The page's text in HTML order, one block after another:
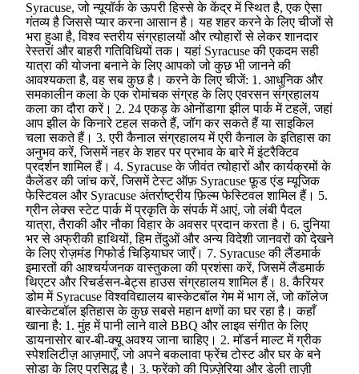
Syracuse, जो न्यूयॉर्क के ऊपरी हिस्से के केंद्र में स्थित है, एक ऐसा
गंतव्य है जिससे प्यार करना आसान है। यह शहर करने के लिए चीजों से
भरा हुआ है, विश्व स्तरीय संग्रहालयों और त्योहारों से लेकर शानदार
रेस्तरां और बाहरी गतिविधियों तक। यहां Syracuse की एकदम सही
यात्रा की योजना बनाने के लिए आपको जो कुछ भी जानने की
आवश्यकता है, वह सब कुछ है। करने के लिए चीजें: 1. आधुनिक और
समकालीन कला के एक रोमांचक संग्रह के लिए एवरसन संग्रहालय
कला का दौरा करें। 2. 24 एकड़ के ओनोंडागा झील पार्क में टहलें, जहां
आप झील के किनारे टहल सकते हैं, जॉग कर सकते हैं या साइकिल
चला सकते हैं। 3. एरी कैनाल संग्रहालय में एरी कैनाल के इतिहास का
अनुभव करें, जिसमें नहर के शहर पर प्रभाव के बारे में इंटरैक्टिव
प्रदर्शन शामिल हैं। 4. Syracuse के जीवंत त्योहारों और कार्यक्रमों के
कैलेंडर की जांच करें, जिसमें टेस्ट ऑफ़ Syracuse फ़ूड एंड म्यूजिक
फेस्टिवल और Syracuse अंतर्राष्ट्रीय फ़िल्म फेस्टिवल शामिल हैं। 5.
ग्रीन लेक्स स्टेट पार्क में प्रकृति के संपर्क में आएं, जो लंबी पैदल
यात्रा, तैराकी और नौका विहार के अवसर प्रदान करता है। 6. दुनिया
भर से अफ्रीकी हाथियों, हिम तेंदुओं और अन्य विदेशी जानवरों को देखने
के लिए रोज़मंड गिफोर्ड चिड़ियाघर जाएँ। 7. Syracuse की लैंडमार्क
इमारतों की आश्चर्यजनक वास्तुकला की प्रशंसा करें, जिसमें लैंडमार्क
थिएटर और रिचर्डसन-बेट्स हाउस संग्रहालय शामिल हैं। 8. कैरियर
डोम में Syracuse विश्वविद्यालय बास्केटबॉल गेम में भाग लें, जो कॉलेज
बास्केटबॉल इतिहास के कुछ सबसे महान क्षणों का घर रहा है। कहाँ
खाना है: 1. मुंह में पानी लाने वाले BBQ और लाइव संगीत के लिए
डायनासोर बार-बी-क्यू अवश्य जाना चाहिए। 2. मॉडर्न माल्ट में ग्रीक
स्पेशलिटीज़ आज़माएँ, जो अपने बकलावा फ्रेंच टोस्ट और घर के बने
सोडा के लिए प्रसिद्ध है। 3. फ्रेंको की पिज़्ज़ेरिया और डेली ताज़ी